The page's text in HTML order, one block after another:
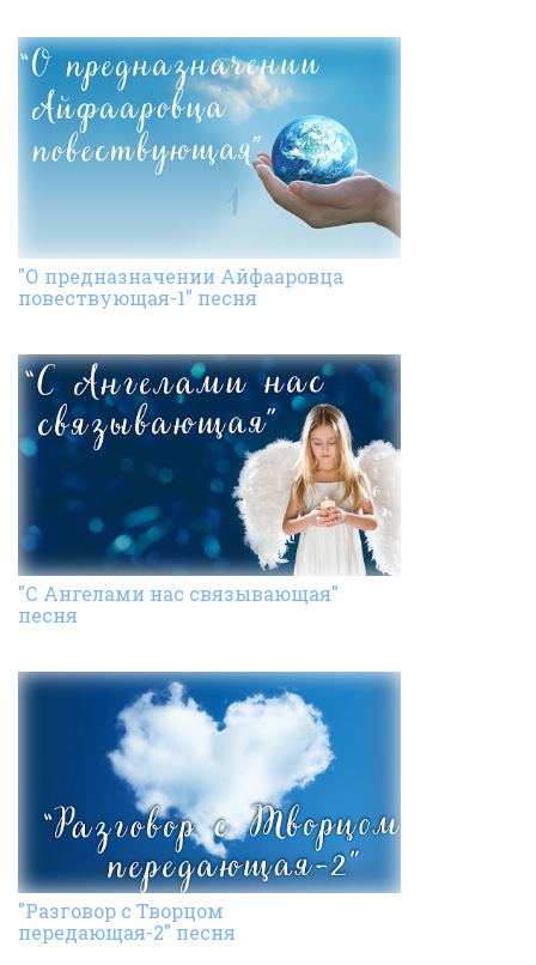
"О предназначении Айфааровца
повествующая-1" песня
"С Ангелами нас связывающая"
песня
"Разговор с Творцом
передающая-2" песня